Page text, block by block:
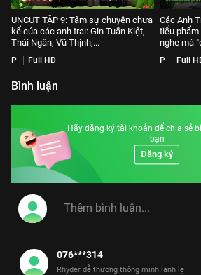
UNCUT TẬP 9: Tâm sự chuyện chưa
kể của các anh trai: Gin Tuấn Kiệt,
Thái Ngân, Vũ Thịnh,...
P Full HD
Các Anh
tiểu phẩm
nghe mà
P Full
Bình luận
Hãy đăng ký tài khoản để chia sẻ
bạn
Đăng ký
076***314
Rhyder dễ thương thông minh lanh lẹ